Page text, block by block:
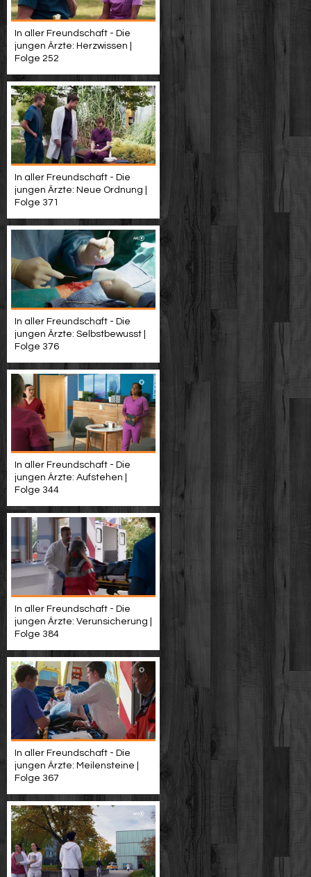
In aller Freundschaft - Die
jungen Ärzte: Herzwissen |
Folge 252
In aller Freundschaft - Die
jungen Ärzte: Neue Ordnung |
Folge 371
In aller Freundschaft - Die
jungen Ärzte: Selbstbewusst |
Folge 376
In aller Freundschaft - Die
jungen Ärzte: Aufstehen |
Folge 344
In aller Freundschaft - Die
jungen Ärzte: Verunsicherung |
Folge 384
In aller Freundschaft - Die
jungen Ärzte: Meilensteine |
Folge 367